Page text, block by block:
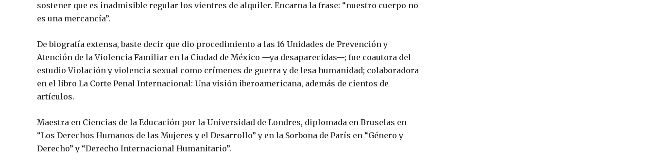
sostener que es inadmisible regular los vientres de alquiler. Encarna la frase: “nuestro cuerpo no
es una mercancía”.
De biografía extensa, baste decir que dio procedimiento a las 16 Unidades de Prevención y
Atención de la Violencia Familiar en la Ciudad de México —ya desaparecidas—; fue coautora del
estudio Violación y violencia sexual como crímenes de guerra y de lesa humanidad; colaboradora
en el libro La Corte Penal Internacional: Una visión iberoamericana, además de cientos de
artículos.
Maestra en Ciencias de la Educación por la Universidad de Londres, diplomada en Bruselas en
“Los Derechos Humanos de las Mujeres y el Desarrollo” y en la Sorbona de París en “Género y
Derecho” y “Derecho Internacional Humanitario”.